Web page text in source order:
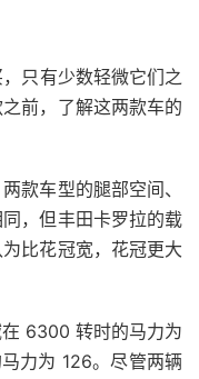
只有少数轻微它们之
前，了解这两款车的
款车型的腿部空间、
，但丰田卡罗拉的载
比花冠宽，花冠更大
6300 转时的马力为
力为 126。尽管两辆